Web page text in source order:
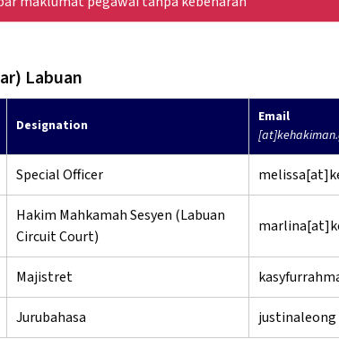
Labuan
Designation
Email
Special Officer
Hakim Mahkamah Sesyen (Labuan
Circuit Court)
Majistret
Jurubahasa justinaleong